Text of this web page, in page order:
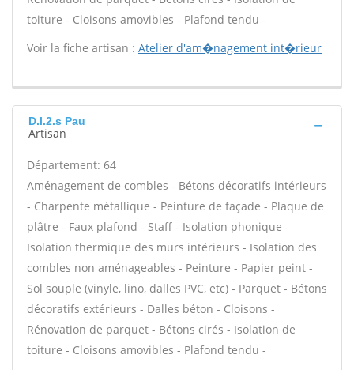
toiture - Cloisons amovibles - Plafond tendu -
Voir la fiche artisan : Atelier d'am�nagement int�rieur
D.l.2.s Pau
Artisan
Département: 64
Aménagement de combles - Bétons décoratifs intérieurs
- Charpente métallique - Peinture de façade - Plaque de
plâtre - Faux plafond - Staff - Isolation phonique -
Isolation thermique des murs intérieurs - Isolation des
combles non aménageables - Peinture - Papier peint -
Sol souple (vinyle, lino, dalles PVC, etc) - Parquet - Bétons
décoratifs extérieurs - Dalles béton - Cloisons -
Rénovation de parquet - Bétons cirés - Isolation de
toiture - Cloisons amovibles - Plafond tendu -